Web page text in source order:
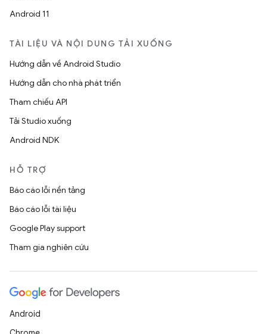
Android 11
TÀI LIỆU VÀ NỘI DUNG TẢI XUỐNG
Hướng dẫn về Android Studio
Hướng dẫn cho nhà phát triển
Tham chiếu API
Tải Studio xuống
Android NDK
HỖ TRỢ
Báo cáo lỗi nền tảng
Báo cáo lỗi tài liệu
Google Play support
Tham gia nghiên cứu
Android